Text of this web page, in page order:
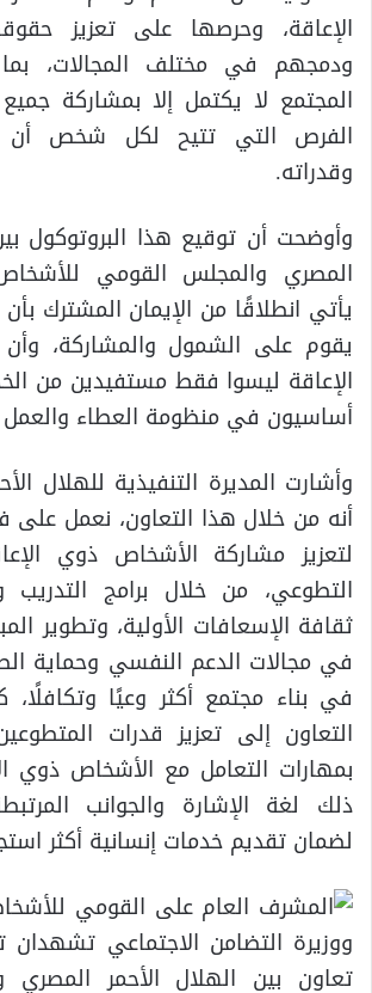
الإعاقة، وحرصها على تعزيز
ودمجهم في مختلف المجالات،
المجتمع لا يكتمل إلا بمشاركة جميع
الفرص التي تتيح لكل شخص أن
وقدراته.
وأوضحت أن توقيع هذا البروتوكول
المصري والمجلس القومي
يأتي انطلاقًا من الإيمان المشترك
يقوم على الشمول والمشاركة،
الإعاقة ليسوا فقط مستفيدين من
أساسيون في منظومة العطاء
وأشارت المديرة التنفيذية للهلال
أنه من خلال هذا التعاون، نعمل على
لتعزيز مشاركة الأشخاص ذوي
التطوعي، من خلال برامج التدريب
ثقافة الإسعافات الأولية، وتطوير
في مجالات الدعم النفسي وحماية
في بناء مجتمع أكثر وعيًا
التعاون إلى تعزيز قدرات
بمهارات التعامل مع الأشخاص ذوي
ذلك لغة الإشارة والجوانب
لضمان تقديم خدمات إنسانية أكثر